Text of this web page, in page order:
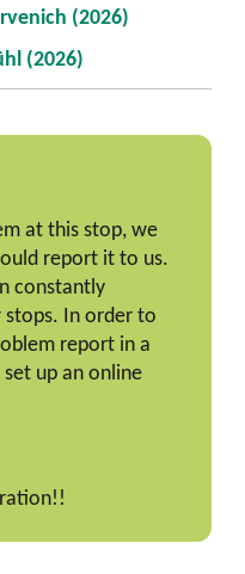
(2026)
(2026)
at this stop, we
report it to us.
constantly
In order to
report in a
up an online